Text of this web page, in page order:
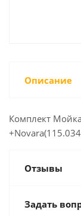
Описание
Комплект
Отзывы
Задать